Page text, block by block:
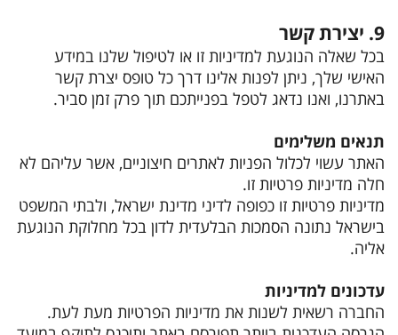
9. יצירת קשר
בכל שאלה הנוגעת למדיניות זו או לטיפול שלנו במידע
האישי שלך, ניתן לפנות אלינו דרך כל טופס יצרת קשר
באתרנו, ואנו נדאג לטפל בפנייתכם תוך פרק זמן סביר.
תנאים משלימים
האתר עשוי לכלול הפניות לאתרים חיצוניים, אשר עליהם לא
חלה מדיניות פרטיות זו.
מדיניות פרטיות זו כפופה לדיני מדינת ישראל, ולבתי המשפט
בישראל נתונה הסמכות הבלעדית לדון בכל מחלוקת הנוגעת
אליה.
עדכונים למדיניות
החברה רשאית לשנות את מדיניות הפרטיות מעת לעת.